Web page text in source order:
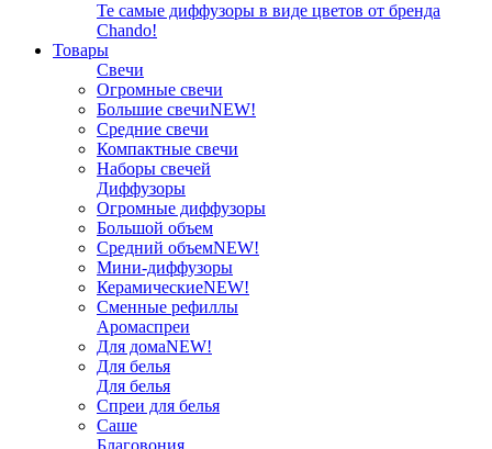
Те самые диффузоры в виде цветов от бренда
Chando!
Товары
Свечи
Огромные свечи
Большие свечиNEW!
Средние свечи
Компактные свечи
Наборы свечей
Диффузоры
Огромные диффузоры
Большой объем
Средний объемNEW!
Мини-диффузоры
КерамическиеNEW!
Сменные рефиллы
Аромаспреи
Для домаNEW!
Для белья
Для белья
Спреи для белья
Саше
Благовония